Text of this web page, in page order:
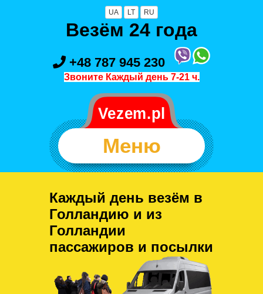
UA LT RU
Везём 24 года
+48 787 945 230
Звоните Каждый день 7-21 ч.
Меню
Каждый день везём в
Голландию и из
Голландии
пассажиров и посылки